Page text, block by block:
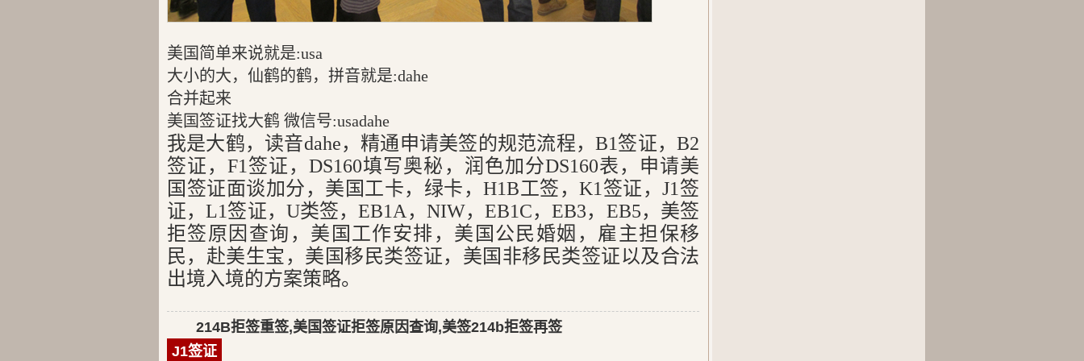
美国简单来说就是:usa
大小的大，仙鹤的鹤，拼音就是:dahe
合并起来
美国签证找大鹤 微信号:usadahe
我是大鹤，读音dahe，精通申请美签的规范流程，B1签证，B2
签证，F1签证，DS160填写奥秘，润色加分DS160表，申请美
国签证面谈加分，美国工卡，绿卡，H1B工签，K1签证，J1签
证，L1签证，U类签，EB1A，NIW，EB1C，EB3，EB5，美签
拒签原因查询，美国工作安排，美国公民婚姻，雇主担保移
民，赴美生宝，美国移民类签证，美国非移民类签证以及合法
出境入境的方案策略。
214B拒签重签,美国签证拒签原因查询,美签214b拒签再签
J1签证